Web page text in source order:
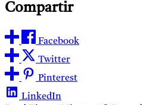
Compartir
Facebook
Twitter
Pinterest
LinkedIn